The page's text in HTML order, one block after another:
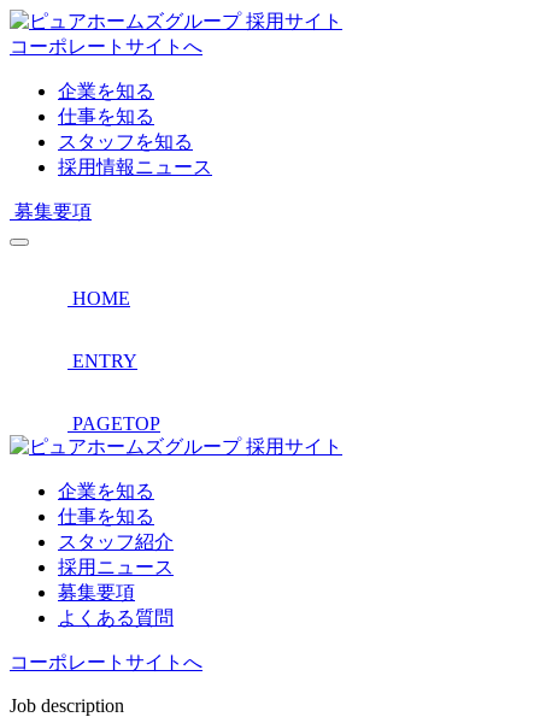
採用サイト
コーポレートサイトへ
企業を知る
仕事を知る
スタッフを知る
採用情報ニュース
募集要項
HOME
ENTRY
PAGETOP
採用サイト
企業を知る
仕事を知る
スタッフ紹介
採用ニュース
募集要項
よくある質問
コーポレートサイトへ
Job description